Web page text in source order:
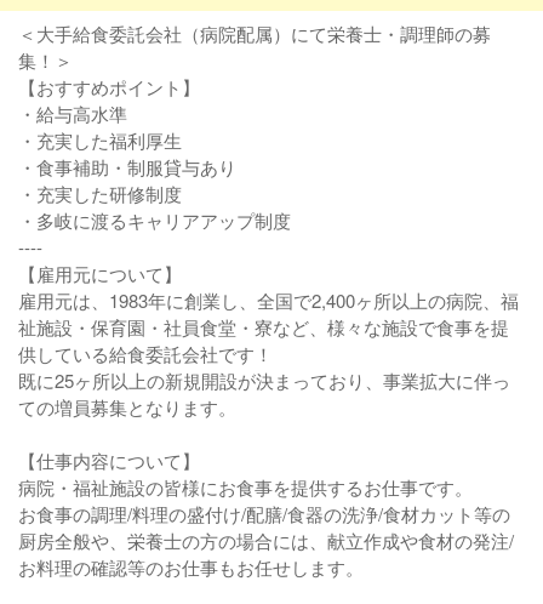
＜大手給食委託会社（病院配属）にて栄養士・調理師の募
集！＞
【おすすめポイント】
・給与高水準
・充実した福利厚生
・食事補助・制服貸与あり
・充実した研修制度
・多岐に渡るキャリアアップ制度
----
【雇用元について】
雇用元は、1983年に創業し、全国で2,400ヶ所以上の病院、福
祉施設・保育園・社員食堂・寮など、様々な施設で食事を提
供している給食委託会社です！
既に25ヶ所以上の新規開設が決まっており、事業拡大に伴っ
ての増員募集となります。
【仕事内容について】
病院・福祉施設の皆様にお食事を提供するお仕事です。
お食事の調理/料理の盛付け/配膳/食器の洗浄/食材カット等の
厨房全般や、栄養士の方の場合には、献立作成や食材の発注/
お料理の確認等のお仕事もお任せします。